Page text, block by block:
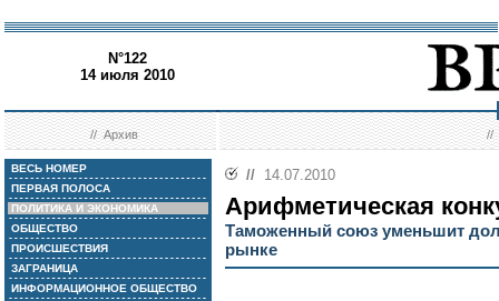
N°122
14 июля 2010
//Архив //
ВЕСЬ НОМЕР
ПЕРВАЯ ПОЛОСА
ПОЛИТИКА И ЭКОНОМИКА
ОБЩЕСТВО
ПРОИСШЕСТВИЯ
ЗАГРАНИЦА
ИНФОРМАЦИОННОЕ ОБЩЕСТВО
// 14.07.2010
Арифметическая
Таможенный союз уменьшит
рынке